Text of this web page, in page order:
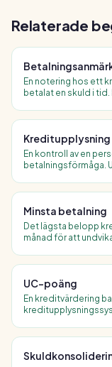
Relaterade
En notering hos ett
betalat en skuld i tid.
Kreditupplysning
En kontroll av en
betalningsförmåga.
Minsta betalning
Det lägsta belopp
månad för att
UC-poäng
En kreditvärdering